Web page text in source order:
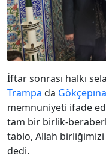
İftar sonrası halkı
Trampa da
memnuniyeti ifade
tam bir birlik-
tablo, Allah
dedi.